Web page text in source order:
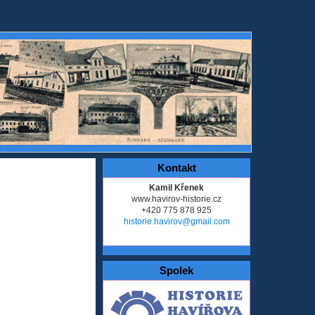
Kontakt
Kamil Křenek
www.havirov-historie.cz
+420 775 878 925
historie.havirov@gmail.com
Spolek